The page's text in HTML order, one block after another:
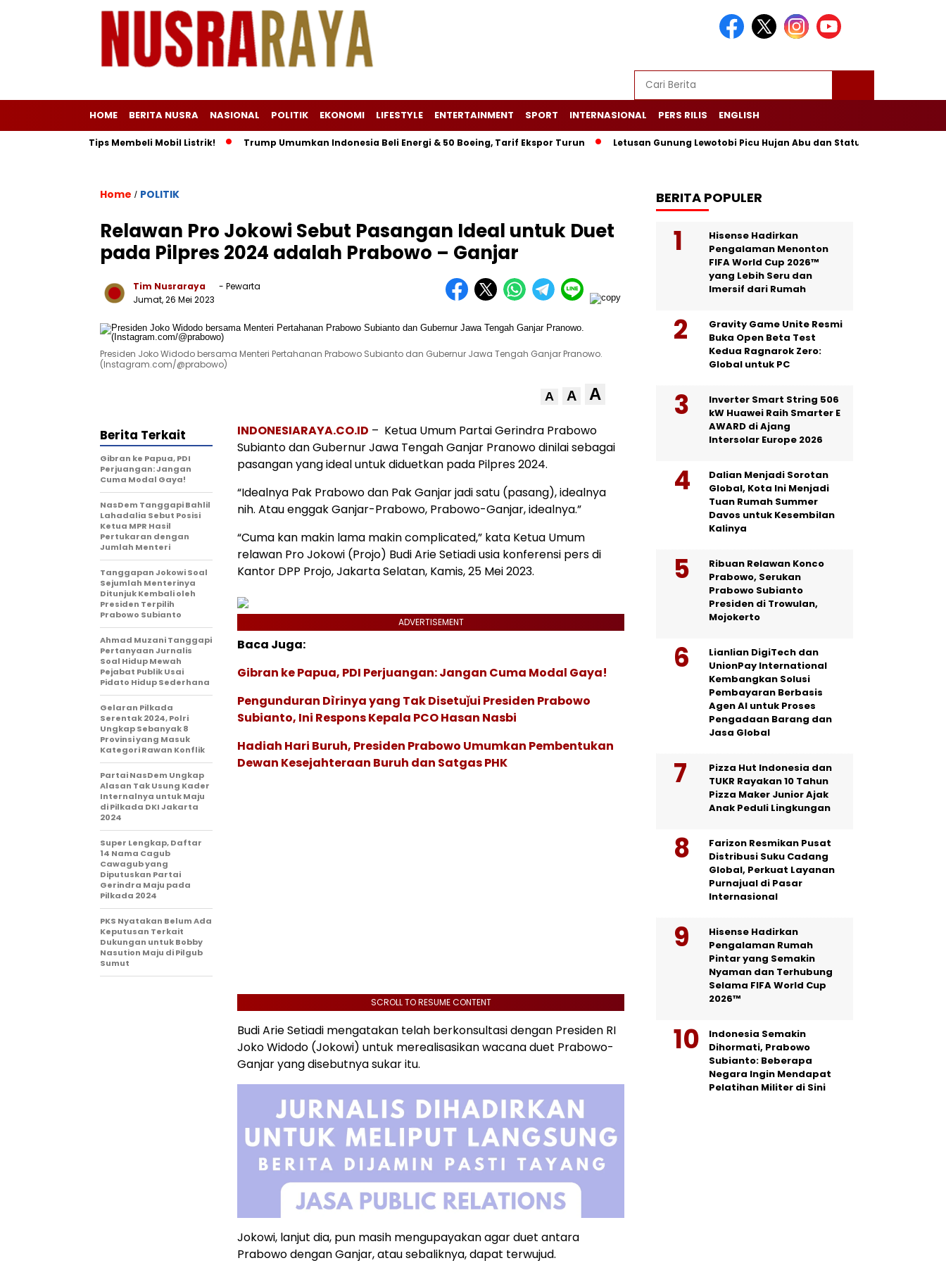
HOME BERITA NUSRA NASIONAL POLITIK EKONOMI LIFESTYLE ENTERTAINMENT SPORT INTERNASIONAL PERS RILIS ENGLISH
dan Tips Membeli Mobil Listrik! Trump Umumkan Indonesia Beli Energi & 50 Boeing, Tarif Ekspor Turun Letusan Gunung Lewotobi Picu Hujan Abu dan Status Awas di Flores
Home / POLITIK
Relawan Pro Jokowi Sebut Pasangan Ideal untuk Duet
pada Pilpres 2024 adalah Prabowo – Ganjar
Tim Nusraraya
- Pewarta
Jumat, 26 Mei 2023
Presiden Joko Widodo bersama Menteri Pertahanan Prabowo Subianto dan Gubernur Jawa Tengah Ganjar Pranowo.
(Instagram.com/@prabowo)
A A A
INDONESIARAYA.CO.ID – Ketua Umum Partai Gerindra Prabowo
Subianto dan Gubernur Jawa Tengah Ganjar Pranowo dinilai sebagai
pasangan yang ideal untuk diduetkan pada Pilpres 2024.
“Idealnya Pak Prabowo dan Pak Ganjar jadi satu (pasang), idealnya
nih. Atau enggak Ganjar-Prabowo, Prabowo-Ganjar, idealnya.”
“Cuma kan makin lama makin complicated,” kata Ketua Umum
relawan Pro Jokowi (Projo) Budi Arie Setiadi usia konferensi pers di
Kantor DPP Projo, Jakarta Selatan, Kamis, 25 Mei 2023.
ADVERTISEMENT
Baca Juga:
Gibran ke Papua, PDI Perjuangan: Jangan Cuma Modal Gaya!
Pengunduran Dìrinya yang Tak Disetuǰui Presiden Prabowo
Subianto, Ini Respons Kepala PCO Hasan Nasbi
Hadiah Hari Buruh, Presiden Prabowo Umumkan Pembentukan
Dewan Kesejahteraan Buruh dan Satgas PHK
SCROLL TO RESUME CONTENT
Budi Arie Setiadi mengatakan telah berkonsultasi dengan Presiden RI
Joko Widodo (Jokowi) untuk merealisasikan wacana duet Prabowo-
Ganjar yang disebutnya sukar itu.
Jokowi, lanjut dia, pun masih mengupayakan agar duet antara
Prabowo dengan Ganjar, atau sebaliknya, dapat terwujud.
Berita Terkait
Gibran ke Papua, PDI
Perjuangan: Jangan
Cuma Modal Gaya!
NasDem Tanggapi Bahlil
Lahadalia Sebut Posisi
Ketua MPR Hasil
Pertukaran dengan
Jumlah Menteri
Tanggapan Jokowi Soal
Sejumlah Menterinya
Ditunjuk Kembali oleh
Presiden Terpilih
Prabowo Subianto
Ahmad Muzani Tanggapi
Pertanyaan Jurnalis
Soal Hidup Mewah
Pejabat Publik Usai
Pidato Hidup Sederhana
Gelaran Pilkada
Serentak 2024, Polri
Ungkap Sebanyak 8
Provinsi yang Masuk
Kategori Rawan Konflik
Partai NasDem Ungkap
Alasan Tak Usung Kader
Internalnya untuk Maju
di Pilkada DKI Jakarta
2024
Super Lengkap, Daftar
14 Nama Cagub
Cawagub yang
Diputuskan Partai
Gerindra Maju pada
Pilkada 2024
PKS Nyatakan Belum Ada
Keputusan Terkait
Dukungan untuk Bobby
Nasution Maju di Pilgub
Sumut
BERITA POPULER
Hisense Hadirkan
Pengalaman Menonton
FIFA World Cup 2026™
yang Lebih Seru dan
Imersif dari Rumah
Gravity Game Unite Resmi
Buka Open Beta Test
Kedua Ragnarok Zero:
Global untuk PC
Inverter Smart String 506
kW Huawei Raih Smarter E
AWARD di Ajang
Intersolar Europe 2026
Dalian Menjadi Sorotan
Global, Kota Ini Menjadi
Tuan Rumah Summer
Davos untuk Kesembilan
Kalinya
Ribuan Relawan Konco
Prabowo, Serukan
Prabowo Subianto
Presiden di Trowulan,
Mojokerto
Lianlian DigiTech dan
UnionPay International
Kembangkan Solusi
Pembayaran Berbasis
Agen AI untuk Proses
Pengadaan Barang dan
Jasa Global
Pizza Hut Indonesia dan
TUKR Rayakan 10 Tahun
Pizza Maker Junior Ajak
Anak Peduli Lingkungan
Farizon Resmikan Pusat
Distribusi Suku Cadang
Global, Perkuat Layanan
Purnajual di Pasar
Internasional
Hisense Hadirkan
Pengalaman Rumah
Pintar yang Semakin
Nyaman dan Terhubung
Selama FIFA World Cup
2026™
Indonesia Semakin
Dihormati, Prabowo
Subianto: Beberapa
Negara Ingin Mendapat
Pelatihan Militer di Sini